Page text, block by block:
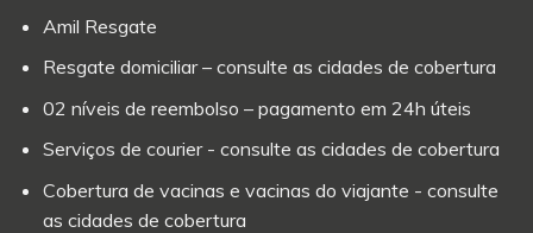
Amil Resgate
Resgate domiciliar – consulte as cidades de cobertura
02 níveis de reembolso – pagamento em 24h úteis
Serviços de courier - consulte as cidades de cobertura
Cobertura de vacinas e vacinas do viajante - consulte
as cidades de cobertura